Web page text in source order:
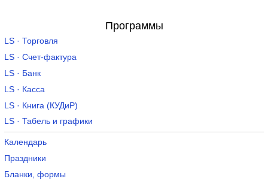
Программы
LS · Торговля
LS · Счет-фактура
LS · Банк
LS · Касса
LS · Книга (КУДиР)
LS · Табель и графики
Календарь
Праздники
Бланки, формы